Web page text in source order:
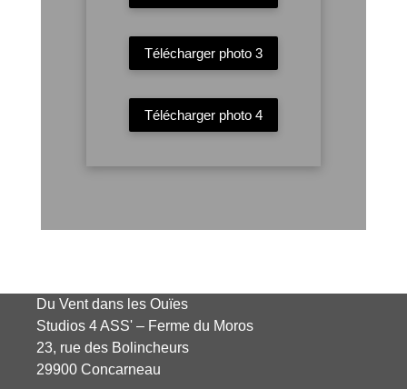
Télécharger photo 3
Télécharger photo 4
Du Vent dans les Ouïes
Studios 4 ASS' – Ferme du Moros
23, rue des Bolincheurs
29900 Concarneau